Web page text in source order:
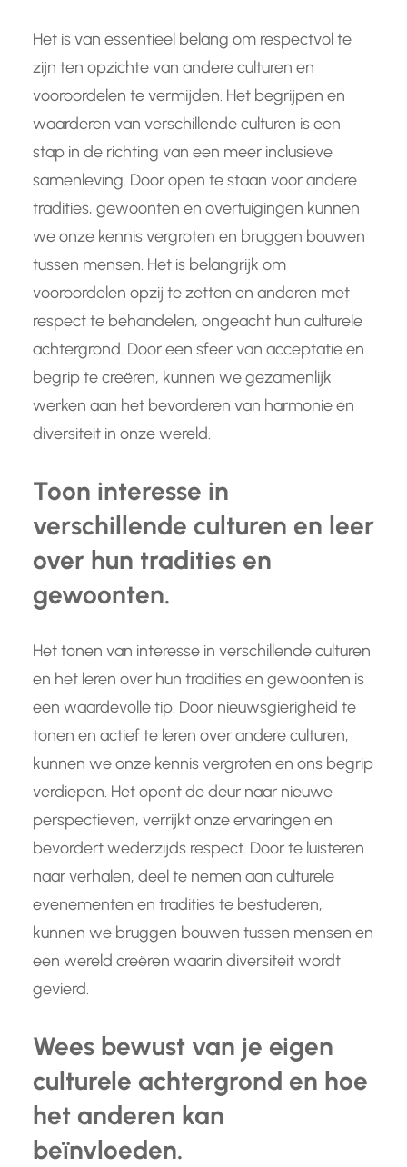
Het is van essentieel belang om respectvol te
zijn ten opzichte van andere culturen en
vooroordelen te vermijden. Het begrijpen en
waarderen van verschillende culturen is een
stap in de richting van een meer inclusieve
samenleving. Door open te staan voor andere
tradities, gewoonten en overtuigingen kunnen
we onze kennis vergroten en bruggen bouwen
tussen mensen. Het is belangrijk om
vooroordelen opzij te zetten en anderen met
respect te behandelen, ongeacht hun culturele
achtergrond. Door een sfeer van acceptatie en
begrip te creëren, kunnen we gezamenlijk
werken aan het bevorderen van harmonie en
diversiteit in onze wereld.
Toon interesse in
verschillende culturen en leer
over hun tradities en
gewoonten.
Het tonen van interesse in verschillende culturen
en het leren over hun tradities en gewoonten is
een waardevolle tip. Door nieuwsgierigheid te
tonen en actief te leren over andere culturen,
kunnen we onze kennis vergroten en ons begrip
verdiepen. Het opent de deur naar nieuwe
perspectieven, verrijkt onze ervaringen en
bevordert wederzijds respect. Door te luisteren
naar verhalen, deel te nemen aan culturele
evenementen en tradities te bestuderen,
kunnen we bruggen bouwen tussen mensen en
een wereld creëren waarin diversiteit wordt
gevierd.
Wees bewust van je eigen
culturele achtergrond en hoe
het anderen kan
beïnvloeden.